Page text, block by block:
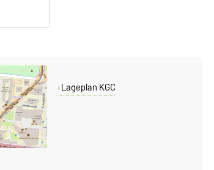
Lageplan KGC